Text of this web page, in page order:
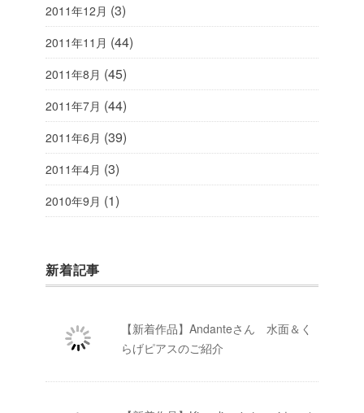
2011年12月 (3)
2011年11月 (44)
2011年8月 (45)
2011年7月 (44)
2011年6月 (39)
2011年4月 (3)
2010年9月 (1)
新着記事
【新着作品】Andanteさん 水面＆く
らげピアスのご紹介